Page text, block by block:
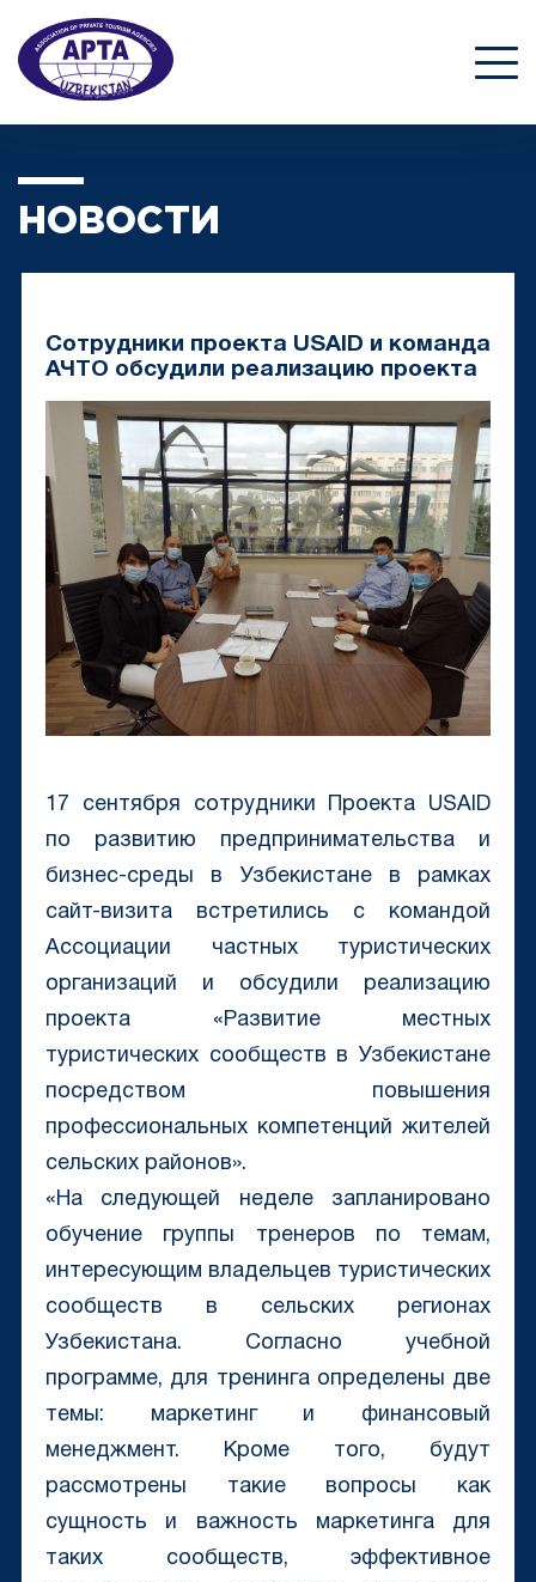
НОВОСТИ
Сотрудники проекта USAID и команда
АЧТО обсудили реализацию проекта
17 сентября сотрудники Проекта USAID
по развитию предпринимательства и
бизнес-среды в Узбекистане в рамках
сайт-визита встретились с командой
Ассоциации частных туристических
организаций и обсудили реализацию
проекта «Развитие местных
туристических сообществ в Узбекистане
посредством повышения
профессиональных компетенций жителей
сельских районов».
«На следующей неделе запланировано
обучение группы тренеров по темам,
интересующим владельцев туристических
сообществ в сельских регионах
Узбекистана. Согласно учебной
программе, для тренинга определены две
темы: маркетинг и финансовый
менеджмент. Кроме того, будут
рассмотрены такие вопросы как
сущность и важность маркетинга для
таких сообществ, эффективное